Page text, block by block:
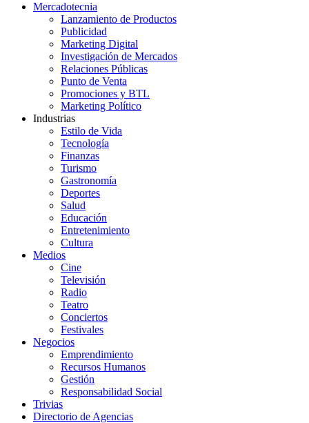
Mercadotecnia
Lanzamiento de Productos
Publicidad
Marketing Digital
Investigación de Mercados
Relaciones Públicas
Punto de Venta
Promociones y BTL
Marketing Político
Industrias
Estilo de Vida
Tecnología
Finanzas
Turismo
Gastronomía
Deportes
Salud
Educación
Entretenimiento
Cultura
Medios
Cine
Televisión
Radio
Teatro
Conciertos
Festivales
Negocios
Emprendimiento
Recursos Humanos
Gestión
Responsabilidad Social
Trivias
Directorio de Agencias